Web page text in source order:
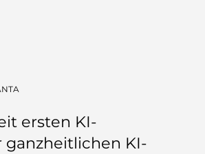
ersten KI-
ganzheitlichen KI-